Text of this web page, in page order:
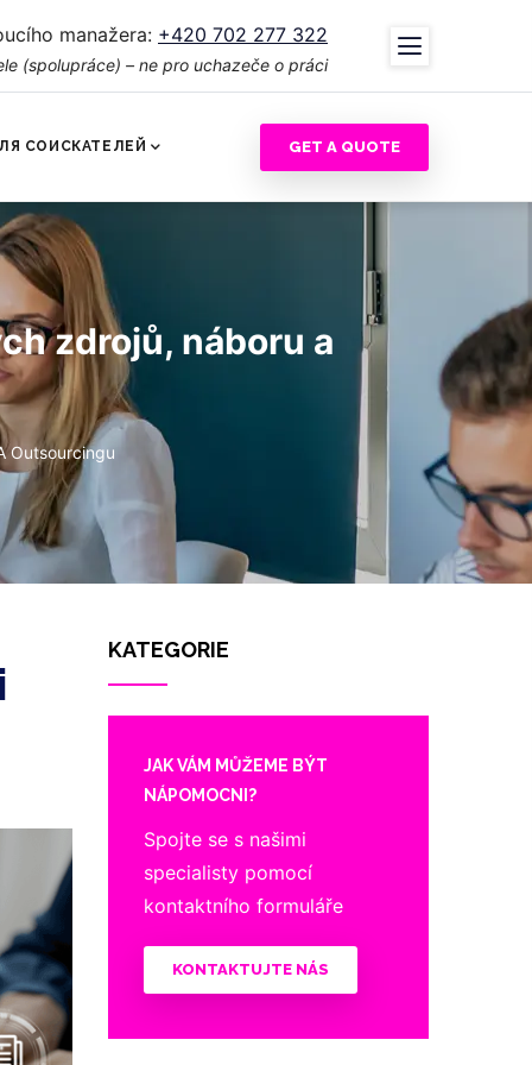
manažera: +420 702 277 322
(spolupráce) – ne pro uchazeče o práci
СОИСКАТЕЛЕЙ GET A QUOTE
zdrojů, náboru a
Outsourcingu
KATEGORIE
JAK VÁM MŮŽEME BÝT
NÁPOMOCNI?
Spojte se s našimi
specialisty pomocí
kontaktního formuláře
KONTAKTUJTE NÁS